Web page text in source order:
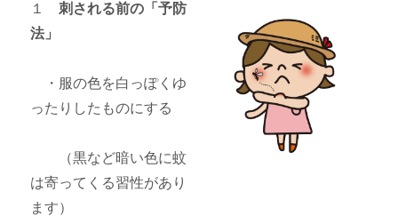
１刺される前の「予防
法」
・服の色を白っぽくゆ
ったりしたものにする
（黒など暗い色に蚊
は寄ってくる習性があり
ます）